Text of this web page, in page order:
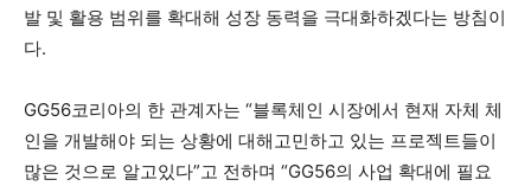
발 및 활용 범위를 확대해 성장 동력을 극대화하겠다는 방침이
다.
GG56코리아의 한 관계자는 “블록체인 시장에서 현재 자체 체
인을 개발해야 되는 상황에 대해고민하고 있는 프로젝트들이
많은 것으로 알고있다”고 전하며 “GG56의 사업 확대에 필요